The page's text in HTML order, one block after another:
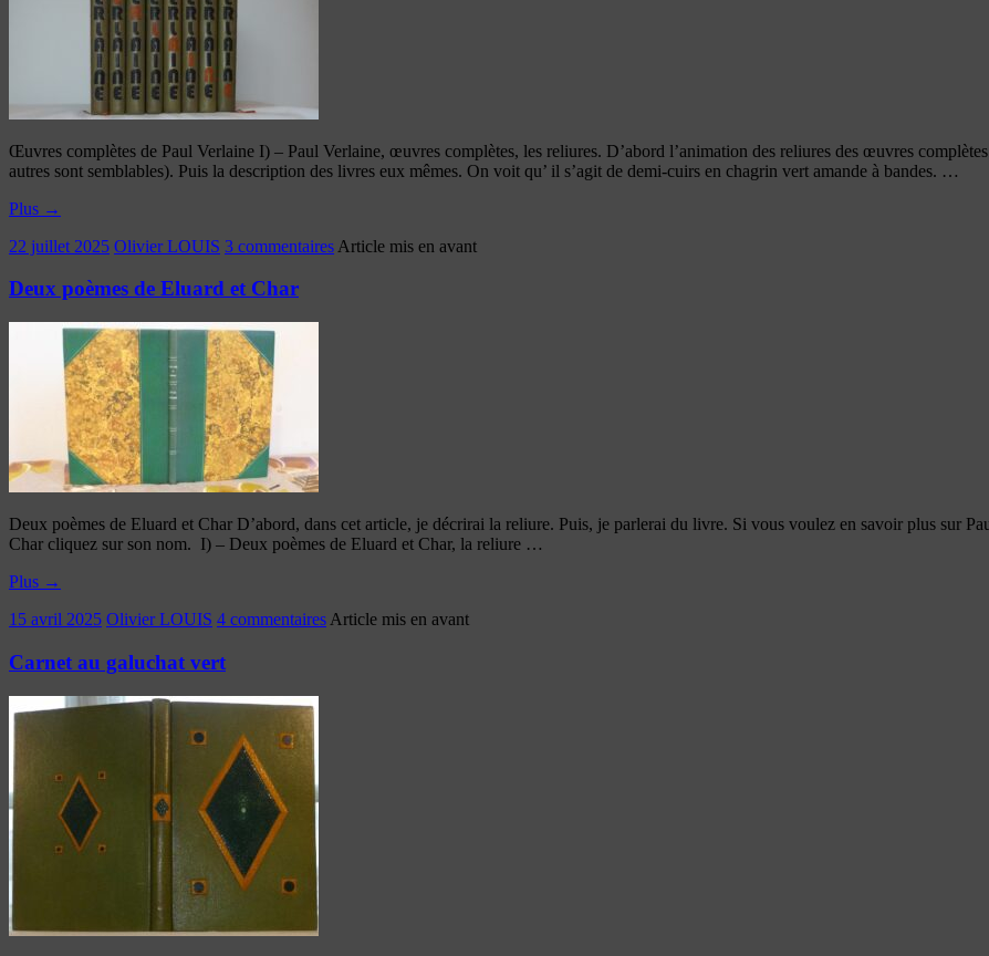
Œuvres complètes de Paul Verlaine I) – Paul Verlaine, œuvres complètes, les reliures. D’abord l’animation des reliures des œuvres
autres sont semblables). Puis la description des livres eux mêmes. On voit qu’ il s’agit de demi-cuirs en chagrin vert amande à bandes. …
Plus →
22 juillet 2025 Olivier LOUIS 3 commentaires Article mis en avant
Deux poèmes de Eluard et Char
Deux poèmes de Eluard et Char D’abord, dans cet article, je décrirai la reliure. Puis, je parlerai du livre. Si vous voulez en savoir plus sur
Char cliquez sur son nom. I) – Deux poèmes de Eluard et Char, la reliure …
Plus →
15 avril 2025 Olivier LOUIS 4 commentaires Article mis en avant
Carnet au galuchat vert